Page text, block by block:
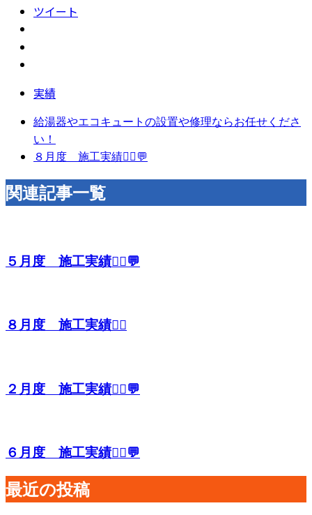
ツイート
実績
給湯器やエコキュートの設置や修理ならお任せくださ
い！
８月度 施工実績👷‍♀️💬
関連記事一覧
５月度 施工実績👷‍♂️💬
８月度 施工実績👷‍♂️
２月度 施工実績👷‍♂️💬
６月度 施工実績👷‍♂️💬
最近の投稿